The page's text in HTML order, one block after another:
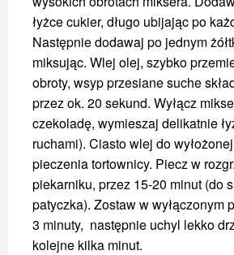
łyżce cukier, długo ubijając po
Następnie dodawaj po jednym
miksując. Wlej olej, szybko
obroty, wsyp przesiane suche
przez ok. 20 sekund. Wyłącz
czekoladę, wymieszaj delikatnie
ruchami). Ciasto wlej do
pieczenia tortownicy. Piecz w
piekarniku, przez 15-20 minut (do
patyczka). Zostaw w wyłączonym
3 minuty, następnie uchyl lekko
kolejne kilka minut.